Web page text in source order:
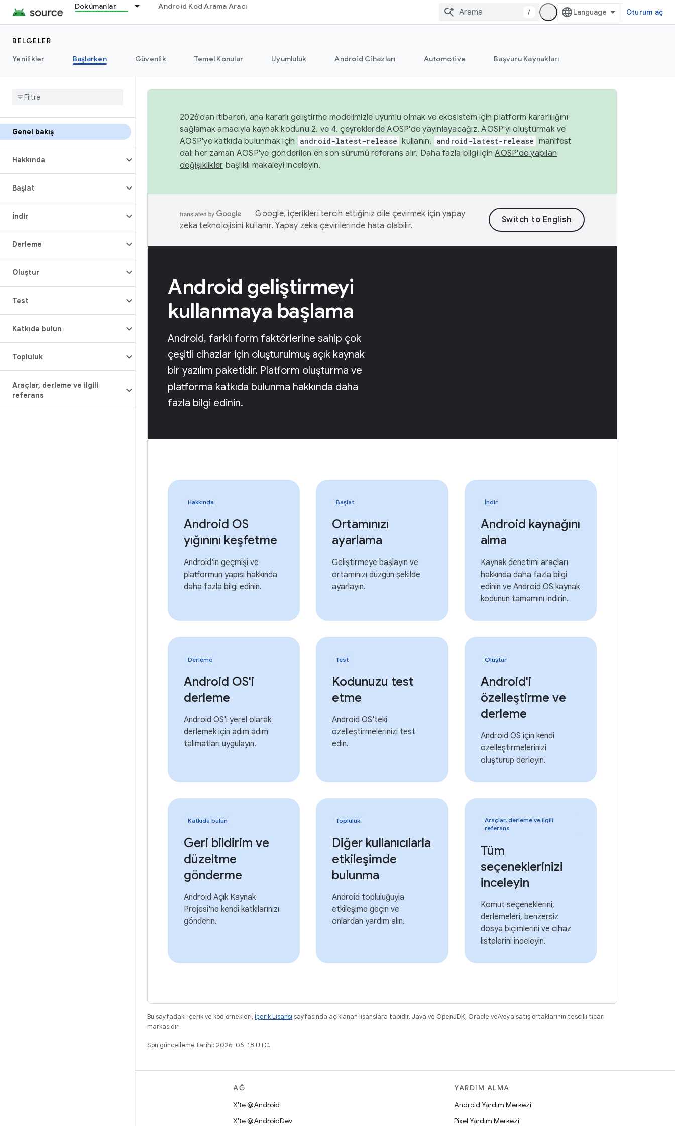
Dokümanlar Android Kod Arama Aracı
/ Oturum aç
BELGELER
Yenilikler
Başlarken Güvenlik Temel Konular Uyumluluk Android Cihazları Automotive Başvuru Kaynakları
Genel bakış
Hakkında
Başlat
İndir
Derleme
Oluştur
Test
Katkıda bulun
Topluluk
Araçlar, derleme ve ilgili
referans
2026'dan itibaren, ana kararlı geliştirme modelimizle uyumlu olmak ve ekosistem için platform kararlılığını
sağlamak amacıyla kaynak kodunu 2. ve 4. çeyreklerde AOSP'de yayınlayacağız. AOSP'yi oluşturmak ve
AOSP'ye katkıda bulunmak için
android-latest-release kullanın. android-latest-release manifest
dalı her zaman AOSP'ye gönderilen en son sürümü referans alır. Daha fazla bilgi içinAOSP'de yapılan
değişiklikler başlıklı makaleyi inceleyin.
Google, içerikleri tercih ettiğiniz dile çevirmek için yapay
zeka teknolojisini kullanır. Yapay zeka çevirilerinde hata olabilir.
Android geliştirmeyi
kullanmaya başlama
Android, farklı form faktörlerine sahip çok
çeşitli cihazlar için oluşturulmuş açık kaynak
bir yazılım paketidir. Platform oluşturma ve
platforma katkıda bulunma hakkında daha
fazla bilgi edinin.
Hakkında
Android OS
yığınını keşfetme
Android'in geçmişi ve
platformun yapısı hakkında
daha fazla bilgi edinin.
Başlat
Ortamınızı
ayarlama
Geliştirmeye başlayın ve
ortamınızı düzgün şekilde
ayarlayın.
İndir
Android kaynağını
alma
Kaynak denetimi araçları
hakkında daha fazla bilgi
edinin ve Android OS kaynak
kodunun tamamını indirin.
Derleme
Android OS'i
derleme
Android OS'i yerel olarak
derlemek için adım adım
talimatları uygulayın.
Test
Kodunuzu test
etme
Android OS'teki
özelleştirmelerinizi test
edin.
Oluştur
Android'i
özelleştirme ve
derleme
Android OS için kendi
özelleştirmelerinizi
oluşturup derleyin.
Katkıda bulun
Geri bildirim ve
düzeltme
gönderme
Android Açık Kaynak
Projesi'ne kendi katkılarınızı
gönderin.
Topluluk
Diğer kullanıcılarla
etkileşimde
bulunma
Android topluluğuyla
etkileşime geçin ve
onlardan yardım alın.
Araçlar, derleme ve ilgili
referans
Tüm
seçeneklerinizi
inceleyin
Komut seçeneklerini,
derlemeleri, benzersiz
dosya biçimlerini ve cihaz
listelerini inceleyin.
Bu sayfadaki içerik ve kod örnekleri, İçerik Lisansı sayfasında açıklanan lisanslara tabidir. Java ve OpenJDK, Oracle ve/veya satış ortaklarının tescilli ticari
markasıdır.
Son güncelleme tarihi: 2026-06-18 UTC.
AĞ
X'te @Android
X'te @AndroidDev
YARDIM ALMA
Android Yardım Merkezi
Pixel Yardım Merkezi